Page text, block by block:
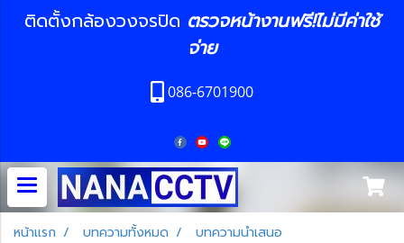
ติดตั้งกล้องวงจรปิด ตรวจหน้างานฟรี!ไม่มีค่าใช้
จ่าย
086-6701900
หน้าแรก บทความทั้งหมด
บทความนำเสนอ